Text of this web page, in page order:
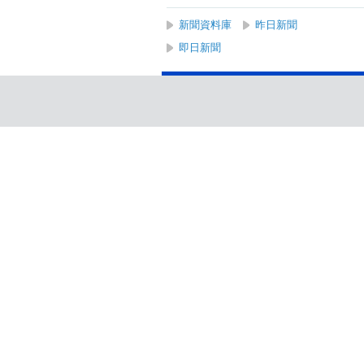
新聞資料庫 昨日新聞
即日新聞